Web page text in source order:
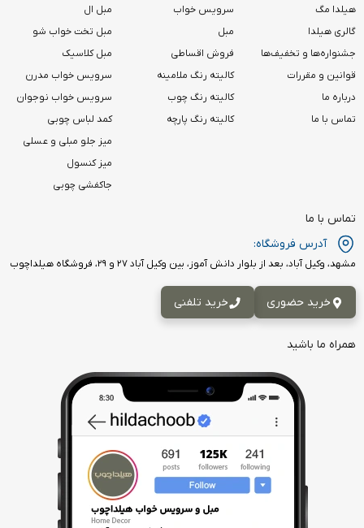
هیلدا مگ
گالری هیلدا
جشنواره‌ها و تخفیف‌ها
قوانین و مقررات
درباره ما
تماس با ما
سرویس خواب
مبل
فروش اقساطی
کالیته رنگ ملامینه
کالیته رنگ چوب
کالیته رنگ پارچه
مبل ال
مبل تخت خواب شو
مبل کلاسیک
سرویس خواب مدرن
سرویس خواب نوجوان
کمد لباس چوبی
میز جلو مبلی و عسلی
میز کنسول
جاکفشی چوبی
تماس با ما
آدرس فروشگاه:
مشهد، وکیل آباد، بعد از بلوار دانش آموز، بین وکیل آباد ۲۷ و ۲۹، فروشگاه هیلداچوب
خرید حضوری خرید تلفنی
همراه ما باشید